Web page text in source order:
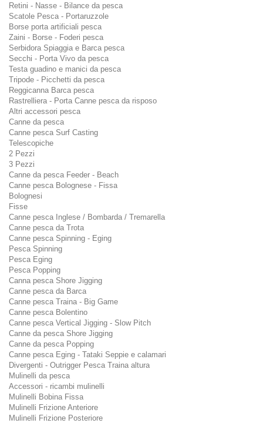
Retini - Nasse - Bilance da pesca
Scatole Pesca - Portaruzzole
Borse porta artificiali pesca
Zaini - Borse - Foderi pesca
Serbidora Spiaggia e Barca pesca
Secchi - Porta Vivo da pesca
Testa guadino e manici da pesca
Tripode - Picchetti da pesca
Reggicanna Barca pesca
Rastrelliera - Porta Canne pesca da risposo
Altri accessori pesca
Canne da pesca
Canne pesca Surf Casting
Telescopiche
2 Pezzi
3 Pezzi
Canne da pesca Feeder - Beach
Canne pesca Bolognese - Fissa
Bolognesi
Fisse
Canne pesca Inglese / Bombarda / Tremarella
Canne pesca da Trota
Canne pesca Spinning - Eging
Pesca Spinning
Pesca Eging
Pesca Popping
Canna pesca Shore Jigging
Canne pesca da Barca
Canne pesca Traina - Big Game
Canne pesca Bolentino
Canne pesca Vertical Jigging - Slow Pitch
Canne da pesca Shore Jigging
Canne da pesca Popping
Canne pesca Eging - Tataki Seppie e calamari
Divergenti - Outrigger Pesca Traina altura
Mulinelli da pesca
Accessori - ricambi mulinelli
Mulinelli Bobina Fissa
Mulinelli Frizione Anteriore
Mulinelli Frizione Posteriore